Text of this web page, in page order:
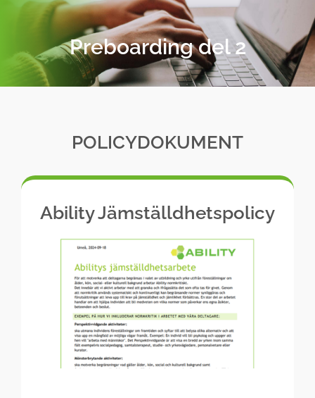
Skip
Preboarding del 2
POLICYDOKUMENT
Ability Jämställdhetspolicy